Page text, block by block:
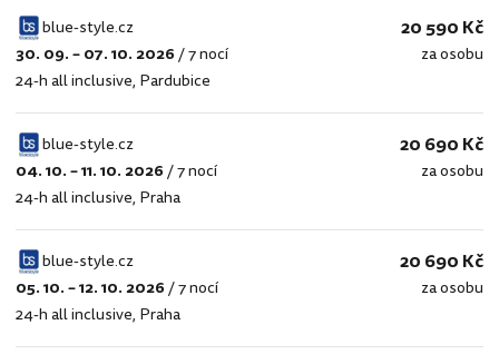
blue-
style.cz
blue-style.cz
30. 09. – 07. 10. 2026/7 nocí
24-h all inclusive, Pardubice
20 590 Kč
za osobu
blue-
style.cz
blue-style.cz
04. 10. – 11. 10. 2026/7 nocí
24-h all inclusive, Praha
20 690 Kč
za osobu
blue-
style.cz
blue-style.cz
05. 10. – 12. 10. 2026/7 nocí
24-h all inclusive, Praha
20 690 Kč
za osobu